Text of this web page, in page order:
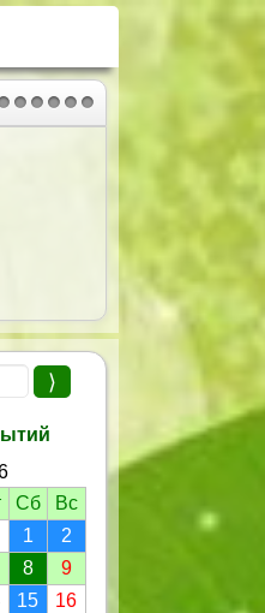
Сб
Вс
1
2
8
9
15
16